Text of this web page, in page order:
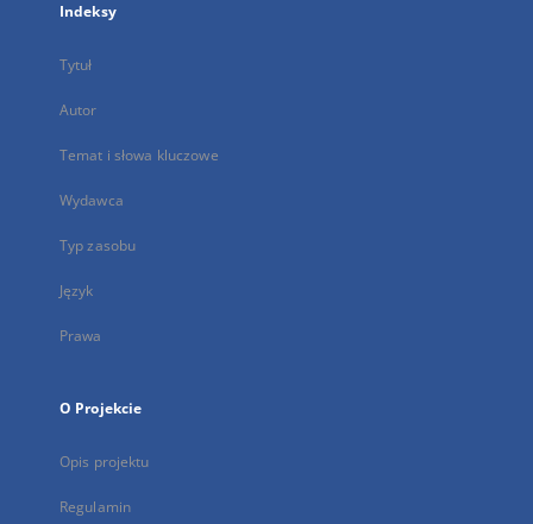
Indeksy
Tytuł
Autor
Temat i słowa kluczowe
Wydawca
Typ zasobu
Język
Prawa
O Projekcie
Opis projektu
Regulamin